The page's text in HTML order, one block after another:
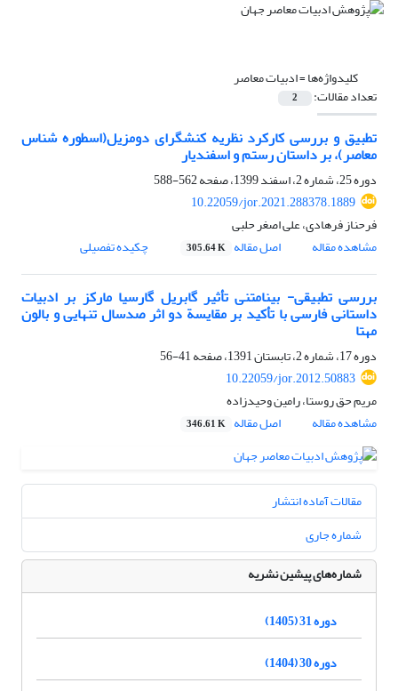
کلیدواژه‌ها =ادبیات معاصر
تعداد مقالات: 2
تطبیق و بررسی کارکرد نظریه کنشگرای دومزیل(اسطوره شناس
معاصر)، بر داستان رستم و اسفندیار
دوره 25، شماره 2، اسفند 1399، صفحه
562-588
10.22059/jor.2021.288378.1889
فرحناز فرهادی، علی اصغر حلبی
مشاهده مقاله
اصل مقاله 305.64 K چکیده تفصیلی
بررسی تطبیقی- بینامتنی تأثیر گابریل گارسیا مارکز بر ادبیات
داستانی فارسی با تأکید بر مقایسة دو اثر صدسال تنهایی و بالون
مهتا
دوره 17، شماره 2، تابستان 1391، صفحه
41-56
10.22059/jor.2012.50883
مریم حق روستا، رامین وحیدزاده
مشاهده مقاله
اصل مقاله 346.61 K
مقالات آماده انتشار
شماره جاری
شماره‌های پیشین نشریه
دوره 31 (1405)
دوره 30 (1404)